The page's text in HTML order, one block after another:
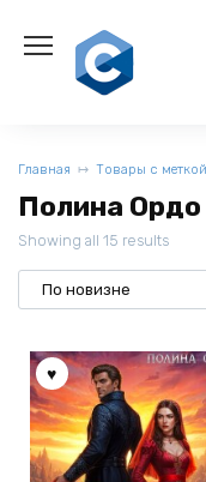
содержанию
Главная Товары с
Полина Ордо
Showing all 15 results